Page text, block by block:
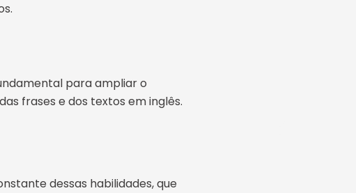
para ampliar o
frases e dos textos em inglês.
dessas habilidades, que